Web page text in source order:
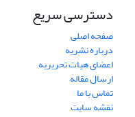
دسترسی سریع
صفحه اصلی
درباره نشریه
اعضای هیات تحریریه
ارسال مقاله
تماس با ما
نقشه سایت